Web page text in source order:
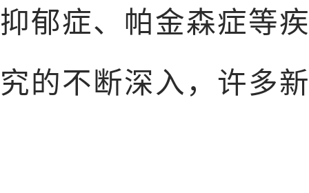
抑郁症、帕金森症等
究的不断深入，许多